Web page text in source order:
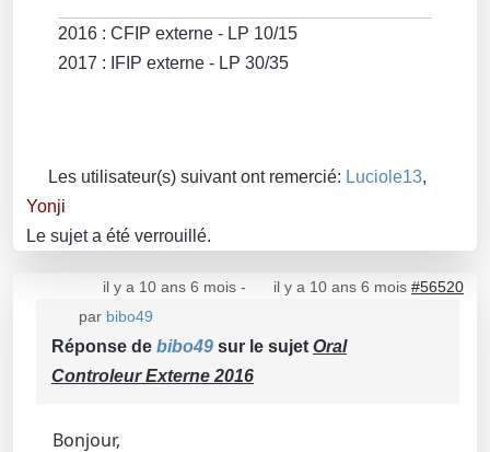
2016 : CFIP externe - LP 10/15
2017 : IFIP externe - LP 30/35
Les utilisateur(s) suivant ont remercié: Luciole13,
Yonji
Le sujet a été verrouillé.
il y a 10 ans 6 mois- il y a 10 ans 6 mois #56520
par bibo49
Réponse de bibo49 sur le sujet Oral
Controleur Externe 2016
Bonjour,